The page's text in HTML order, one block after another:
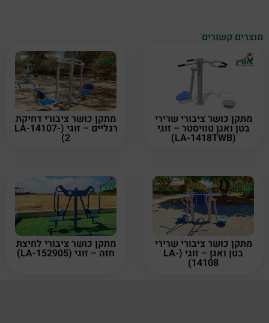
מוצרים קשורים
מתקן כושר ציבורי שרירי
בטן ואגן טוויסטר – זוגי
(LA-1418TWB)
מתקן כושר ציבורי דחיקת
רגליים – זוגי (LA-14107-
2)
מתקן כושר ציבורי שרירי
בטן ואגן – זוגי (LA-
14108)
מתקן כושר ציבורי לחיצת
חזה – זוגי (LA-152905)